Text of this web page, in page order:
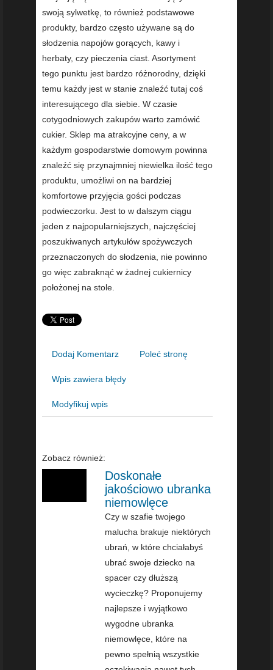
swoją sylwetkę, to również podstawowe
produkty, bardzo często używane są do
słodzenia napojów gorących, kawy i
herbaty, czy pieczenia ciast. Asortyment
tego punktu jest bardzo różnorodny, dzięki
temu każdy jest w stanie znaleźć tutaj coś
interesującego dla siebie. W czasie
cotygodniowych zakupów warto zamówić
cukier. Sklep ma atrakcyjne ceny, a w
każdym gospodarstwie domowym powinna
znaleźć się przynajmniej niewielka ilość tego
produktu, umożliwi on na bardziej
komfortowe przyjęcia gości podczas
podwieczorku. Jest to w dalszym ciągu
jeden z najpopularniejszych, najczęściej
poszukiwanych artykułów spożywczych
przeznaczonych do słodzenia, nie powinno
go więc zabraknąć w żadnej cukiernicy
położonej na stole.
Dodaj Komentarz Poleć stronę
Wpis zawiera błędy
Modyfikuj wpis
Zobacz również:
Doskonałe
jakościowo ubranka
niemowlęce
Czy w szafie twojego
malucha brakuje niektórych
ubrań, w które chciałabyś
ubrać swoje dziecko na
spacer czy dłuższą
wycieczkę? Proponujemy
najlepsze i wyjątkowo
wygodne ubranka
niemowlęce, które na
pewno spełnią wszystkie